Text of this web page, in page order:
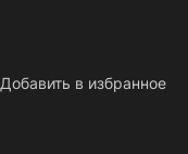
Добавить в избранное